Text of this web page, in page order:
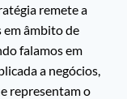
remete a
em âmbito de
falamos em
a negócios,
representam o